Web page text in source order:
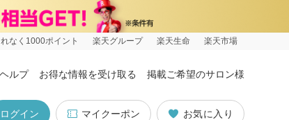
なく1000ポイント 楽天グループ 楽天生命 楽天市場
ヘルプ お得な情報を受け取る 掲載ご希望のサロン様
お気に入り
マイクーポン
ログイン